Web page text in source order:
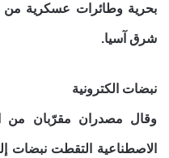
شرق آسيا.
نبضات الكترونية
وقال مصدران مقرّبان من
الاصطناعية التقطت نبضات